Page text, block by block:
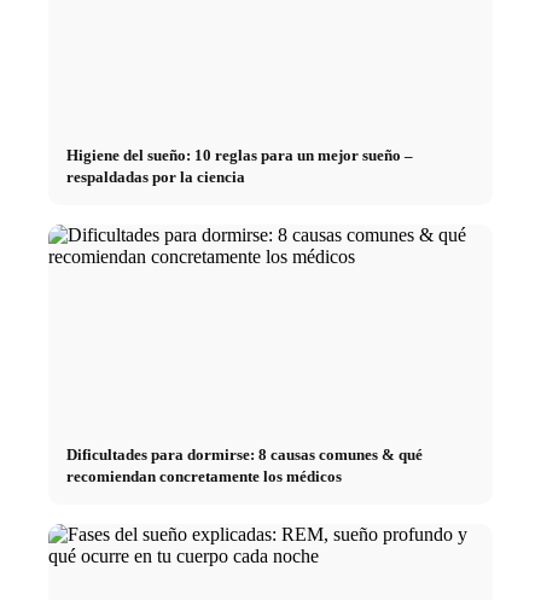
Higiene del sueño: 10 reglas para un mejor sueño –
respaldadas por la ciencia
Dificultades para dormirse: 8 causas comunes & qué
recomiendan concretamente los médicos